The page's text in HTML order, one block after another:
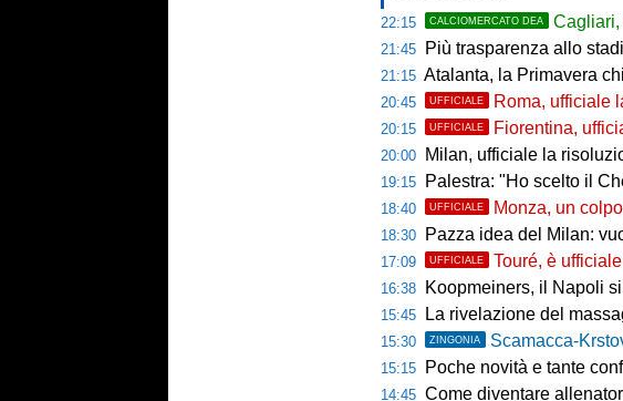
22:15 CALCIOMERCATO DEA Cagliari,
21:45 Più trasparenza allo
21:15 Atalanta, la Primavera
20:45 UFFICIALE Roma, ufficiale la
20:15 UFFICIALE Fiorentina, ufficiale la
20:00 Milan, ufficiale la risoluzione del
19:15 Palestra: "Ho scelto il
18:40 UFFICIALE Monza, un
18:30 Pazza idea del Milan:
17:09 UFFICIALE Touré, è
16:38 Koopmeiners, il Napoli
15:45 La rivelazione del massaggiatore
15:30 ZINGONIA Scamacca-
15:15 Poche novità e tante
14:45 Come diventare allenatore: da questa